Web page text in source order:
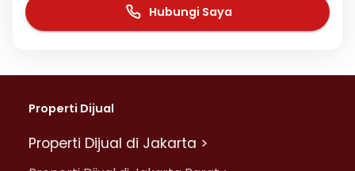
Hubungi Saya
Properti Dijual
Properti Dijual di Jakarta >